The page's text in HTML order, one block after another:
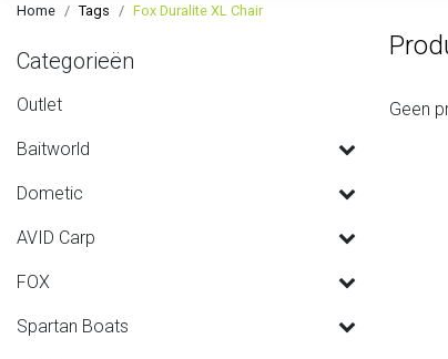
Home Tags Fox Duralite XL Chair
Categorieën
Outlet
Baitworld
Dometic
AVID Carp
FOX
Spartan Boats
Geen